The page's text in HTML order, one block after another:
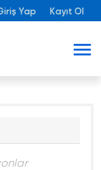
Yap Kayıt Ol